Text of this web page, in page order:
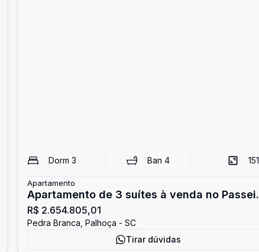
Dorm 3 Ban4 151
Apartamento
Apartamento de 3 suítes à venda no
Pedra Branca
R$ 2.654.805,01
Pedra Branca, Palhoça - SC
Tirar dúvidas